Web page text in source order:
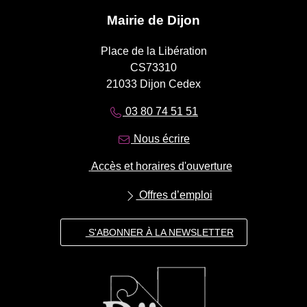
Mairie de Dijon
Place de la Libération
CS73310
21033 Dijon Cedex
03 80 74 51 51
Nous écrire
Accès et horaires d'ouverture
Offres d’emploi
S'ABONNER À LA NEWSLETTER